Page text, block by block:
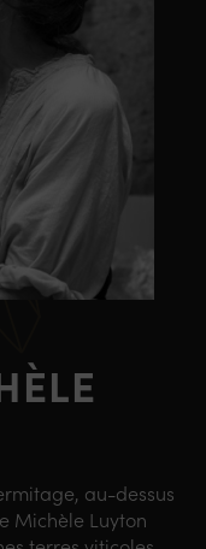
au-dessus
Michèle Luyton